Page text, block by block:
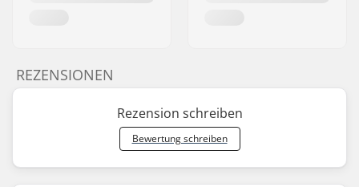
REZENSIONEN
Rezension schreiben
Bewertung schreiben